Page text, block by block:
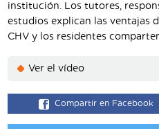
institución. Los tutores,
estudios explican las ventajas
CHV y los residentes
Ver el vídeo
Compartir en Facebook